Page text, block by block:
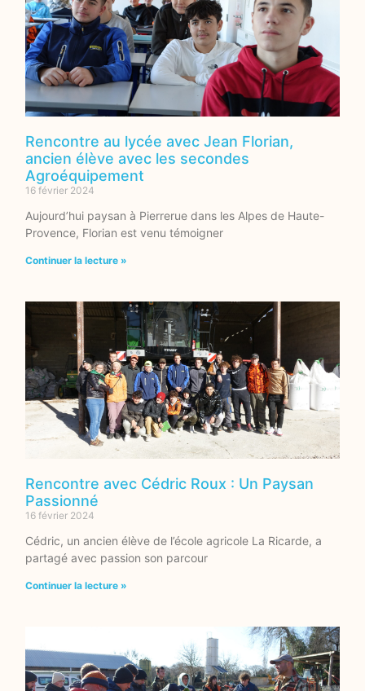
Rencontre au lycée avec Jean Florian,
ancien élève avec les secondes
Agroéquipement
16 février 2024
Aujourd’hui paysan à Pierrerue dans les Alpes de Haute-
Provence, Florian est venu témoigner
Continuer la lecture »
Rencontre avec Cédric Roux : Un Paysan
Passionné
16 février 2024
Cédric, un ancien élève de l’école agricole La Ricarde, a
partagé avec passion son parcour
Continuer la lecture »